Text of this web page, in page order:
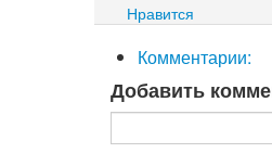
Нравится
Комментарии:
Добавить